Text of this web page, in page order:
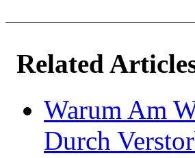
Related
Warum Am
Durch